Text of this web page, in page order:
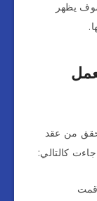
يظهر
من عقد
كالتالي:
قمت